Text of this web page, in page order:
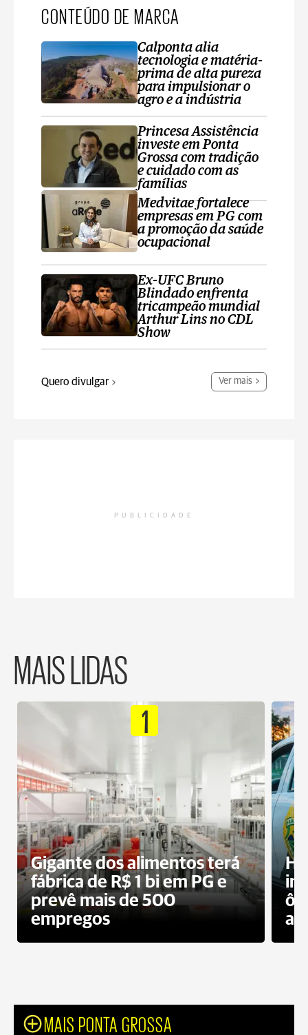
CONTEÚDO DE MARCA
Calponta alia
tecnologia e matéria-
prima de alta pureza
para impulsionar o
agro e a indústria
Princesa Assistência
investe em Ponta
Grossa com tradição
e cuidado com as
famílias
Medvitae fortalece
empresas em PG com
a promoção da saúde
ocupacional
Ex-UFC Bruno
Blindado enfrenta
tricampeão mundial
Arthur Lins no CDL
Show
Quero divulgar Ver mais
PUBLICIDADE
MAIS LIDAS
1
Gigante dos alimentos terá
fábrica de R$ 1 bi em PG e
prevê mais de 500
empregos
MAIS PONTA GROSSA